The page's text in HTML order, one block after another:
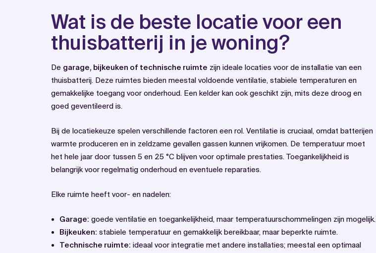
Wat is de beste locatie voor een
thuisbatterij in je woning?
De garage, bijkeuken of technische ruimte zijn ideale locaties voor de installatie van een
thuisbatterij. Deze ruimtes bieden meestal voldoende ventilatie, stabiele temperaturen en
gemakkelijke toegang voor onderhoud. Een kelder kan ook geschikt zijn, mits deze droog en
goed geventileerd is.
Bij de locatiekeuze spelen verschillende factoren een rol. Ventilatie is cruciaal, omdat batterijen
warmte produceren en in zeldzame gevallen gassen kunnen vrijkomen. De temperatuur moet
het hele jaar door tussen 5 en 25 °C blijven voor optimale prestaties. Toegankelijkheid is
belangrijk voor regelmatig onderhoud en eventuele reparaties.
Elke ruimte heeft voor- en nadelen:
Garage: goede ventilatie en toegankelijkheid, maar temperatuurschommelingen zijn mogelijk.
Bijkeuken: stabiele temperatuur en gemakkelijk bereikbaar, maar beperkte ruimte.
Technische ruimte: ideaal voor integratie met andere installaties; meestal een optimaal